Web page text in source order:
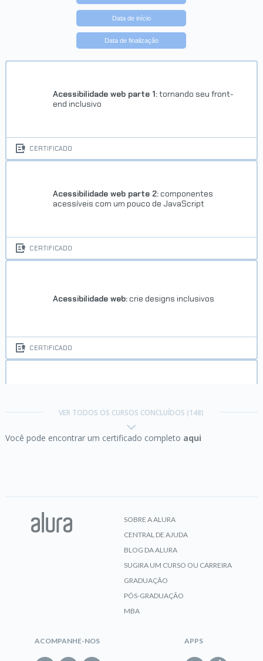
Trilha Front End
Concluído em 10/02/2021
Concluído em 18/04/2021
Trilha Front-end
Data de início
Data de finalização
Acessibilidade web parte 1:tornando seu front-
end inclusivo
CERTIFICADO
Acessibilidade web parte 2: componentes
acessíveis com um pouco de JavaScript
CERTIFICADO
Acessibilidade web: crie designs inclusivos
CERTIFICADO
Alinhamento de TI ao negócio:estratégias e
VER TODOS OS CURSOS CONCLUÍDOS (148)
Você pode encontrar um certificado completo aqui
SOBRE A ALURA
CENTRAL DE AJUDA
BLOG DA ALURA
SUGIRA UM CURSO OU CARREIRA
GRADUAÇÃO
PÓS-GRADUAÇÃO
MBA
ACOMPANHE-NOS APPS